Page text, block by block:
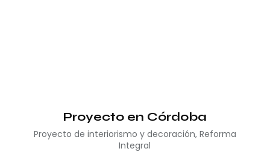
Proyecto en Córdoba
Proyecto de interiorismo y decoración, Reforma
Integral